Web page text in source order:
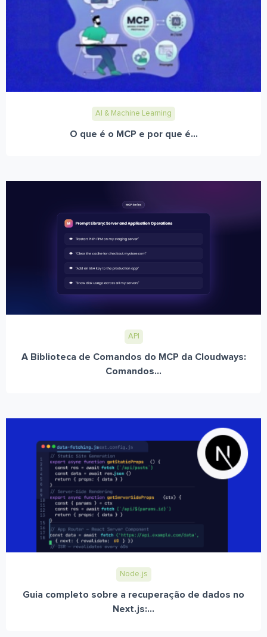
AI & Machine Learning
O que é o MCP e por que é...
API
A Biblioteca de Comandos do MCP da Cloudways:
Comandos...
Node.js
Guia completo sobre a recuperação de dados no
Next.js:...